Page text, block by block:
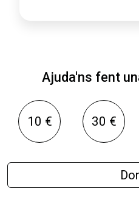
Ajuda'ns fent
10 € 30 €